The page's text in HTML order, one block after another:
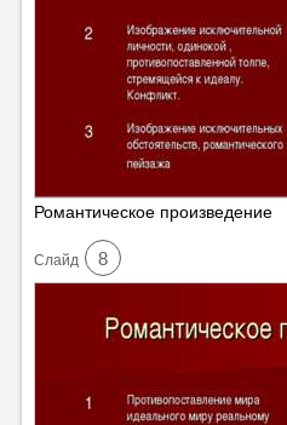
Романтическое произведение
Cлайд 8